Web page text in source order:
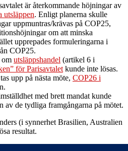
är återkommande höjningar av
utsläppen. Enligt planerna skulle
uppmuntras/krävas på COP25,
om att minska
upprepades formuleringarna i
COP25.
om utsläppshandel (artikel 6 i
för Parisavtalet kunde inte lösas.
upp på nästa möte, COP26 i
med brett mandat kunde
av de tydliga framgångarna på mötet.
(i synnerhet Brasilien, Australien
resultat.